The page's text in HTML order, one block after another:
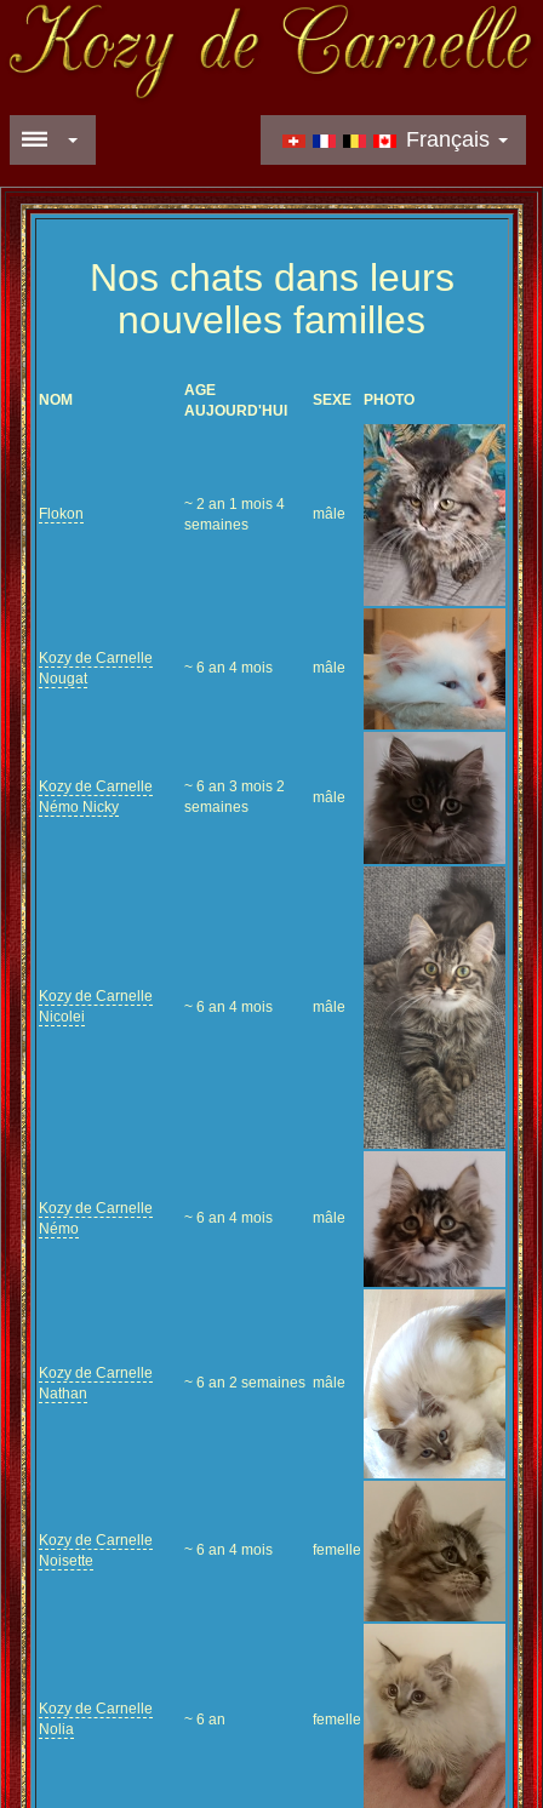
Français
Nos chats dans leurs
nouvelles familles
NOM
AGE
AUJOURD'HUI
SEXE PHOTO
Flokon
~ 2 an 1 mois 4
semaines
mâle
Kozy de Carnelle
Nougat
~ 6 an 4 mois mâle
Kozy de Carnelle
Némo Nicky
~ 6 an 3 mois 2
semaines
mâle
Kozy de Carnelle
Nicolei
~ 6 an 4 mois mâle
Kozy de Carnelle
Némo
~ 6 an 4 mois mâle
Kozy de Carnelle
Nathan
~ 6 an 2 semaines mâle
Kozy de Carnelle
Noisette
~ 6 an 4 mois femelle
Kozy de Carnelle
Nolia
~ 6 an femelle